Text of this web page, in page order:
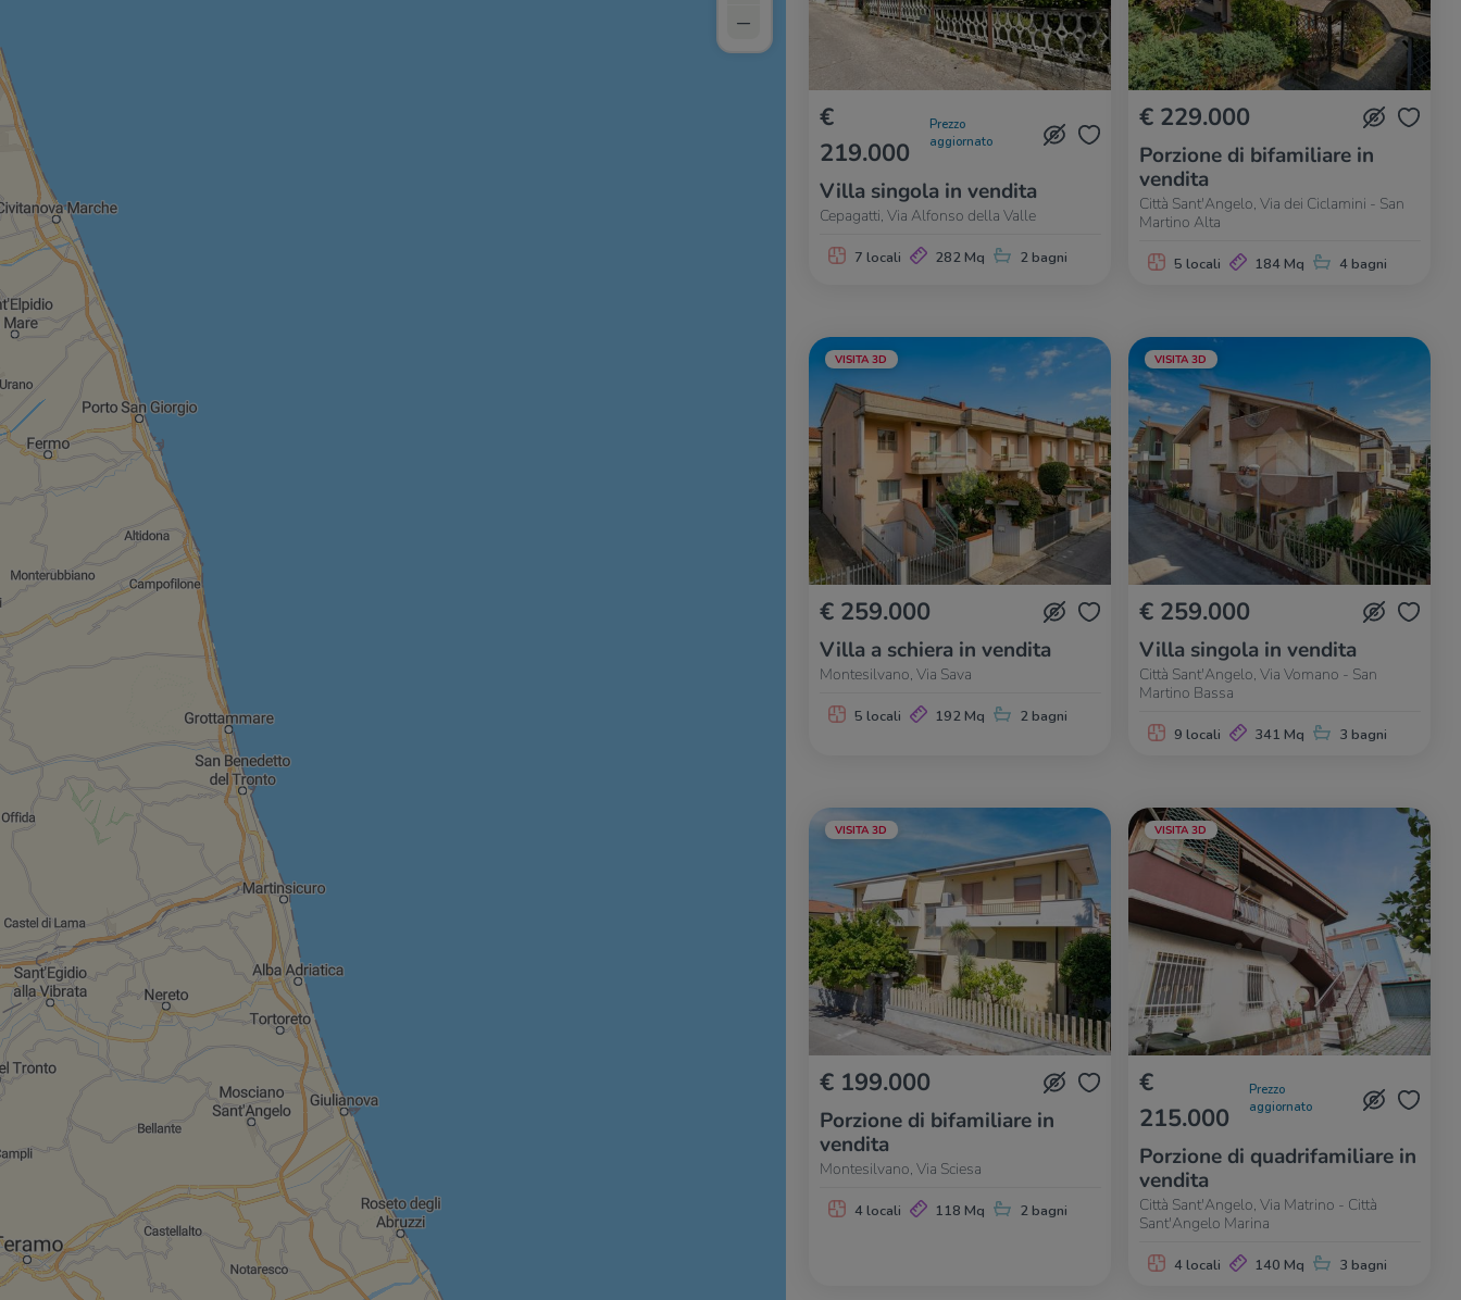
€
219.000
Prezzo
aggiornato
Villa singola in vendita
Cepagatti, Via Alfonso della Valle
7 locali 282 Mq 2 bagni
€ 229.000
Porzione di bifamiliare in
vendita
Città Sant'Angelo, Via dei Ciclamini - San
Martino Alta
5 locali 184 Mq 4 bagni
VISITA 3D
€ 259.000
Villa a schiera in vendita
Montesilvano, Via Sava
5 locali 192 Mq 2 bagni
VISITA 3D
€ 259.000
Villa singola in vendita
Città Sant'Angelo, Via Vomano - San
Martino Bassa
9 locali 341 Mq 3 bagni
VISITA 3D
€ 199.000
Porzione di bifamiliare in
vendita
Montesilvano, Via Sciesa
4 locali 118 Mq 2 bagni
VISITA 3D
€
215.000
Prezzo
aggiornato
Porzione di quadrifamiliare in
vendita
Città Sant'Angelo, Via Matrino - Città
Sant'Angelo Marina
4 locali 140 Mq 3 bagni
–